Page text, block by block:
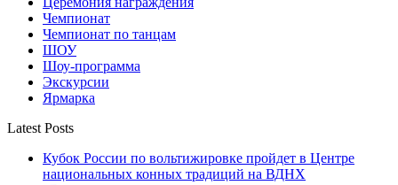
Чемпионат
Чемпионат по танцам
ШОУ
Шоу-программа
Экскурсии
Ярмарка
Latest Posts
Кубок России по вольтижировке пройдет в Центре
национальных конных традиций на ВДНХ